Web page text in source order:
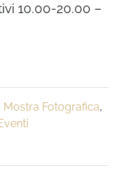
10.00-20.00 –
Mostra Fotografica,